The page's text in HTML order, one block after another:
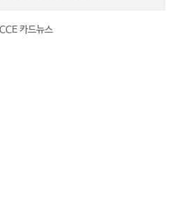
카드뉴스